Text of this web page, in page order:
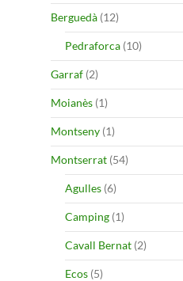
Berguedà (12)
Pedraforca (10)
Garraf (2)
Moianès (1)
Montseny (1)
Montserrat (54)
Agulles (6)
Camping (1)
Cavall Bernat (2)
Ecos (5)